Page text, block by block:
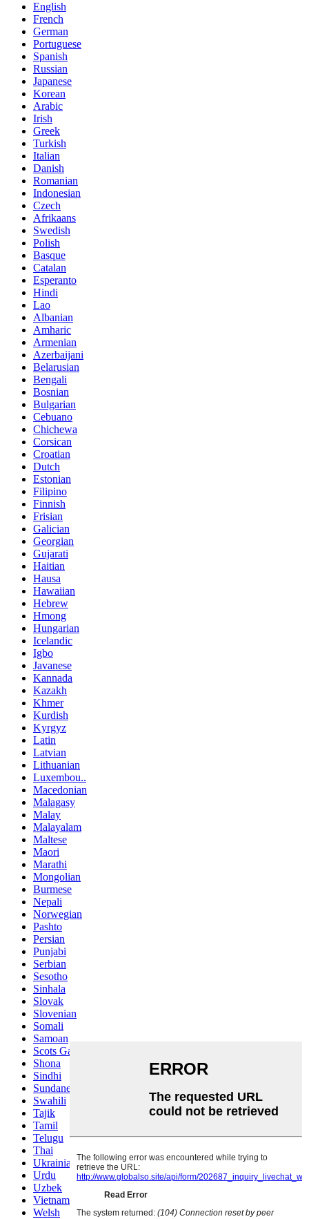
English
French
German
Portuguese
Spanish
Russian
Japanese
Korean
Arabic
Irish
Greek
Turkish
Italian
Danish
Romanian
Indonesian
Czech
Afrikaans
Swedish
Polish
Basque
Catalan
Esperanto
Hindi
Lao
Albanian
Amharic
Armenian
Azerbaijani
Belarusian
Bengali
Bosnian
Bulgarian
Cebuano
Chichewa
Corsican
Croatian
Dutch
Estonian
Filipino
Finnish
Frisian
Galician
Georgian
Gujarati
Haitian
Hausa
Hawaiian
Hebrew
Hmong
Hungarian
Icelandic
Igbo
Javanese
Kannada
Kazakh
Khmer
Kurdish
Kyrgyz
Latin
Latvian
Lithuanian
Luxembou..
Macedonian
Malagasy
Malay
Malayalam
Maltese
Maori
Marathi
Mongolian
Burmese
Nepali
Norwegian
Pashto
Persian
Punjabi
Serbian
Sesotho
Sinhala
Slovak
Slovenian
Somali
Samoan
Scots Gaelic
Shona
Sindhi
Sundanese
Swahili
Tajik
Tamil
Telugu
Thai
Ukrainian
Urdu
Uzbek
Vietnamese
Welsh